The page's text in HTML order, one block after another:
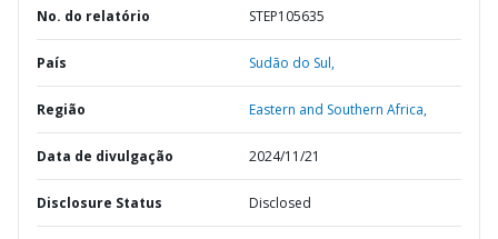
No. do relatório STEP105635
País Sudão do Sul,
Região Eastern and Southern Africa,
Data de divulgação 2024/11/21
Disclosure Status Disclosed